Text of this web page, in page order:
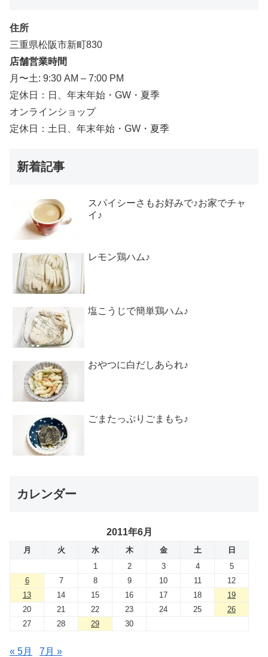
住所
三重県松阪市新町830
店舗営業時間
月〜土: 9:30 AM – 7:00 PM
定休日：日、年末年始・GW・夏季
オンラインショップ
定休日：土日、年末年始・GW・夏季
新着記事
スパイシーさもお好みで♪お家でチャ
イ♪
レモン鶏ハム♪
塩こうじで簡単鶏ハム♪
おやつに白だしあられ♪
ごまたっぷりごまもち♪
カレンダー
2011年6月
月 火 水 木 金 土
日
1
2 3 4
5
6
7 8 9 10 11
12
13
14 15 16 17 18
19
20
21 22 23 24 25
26
27
28 29 30
« 5月 7月 »